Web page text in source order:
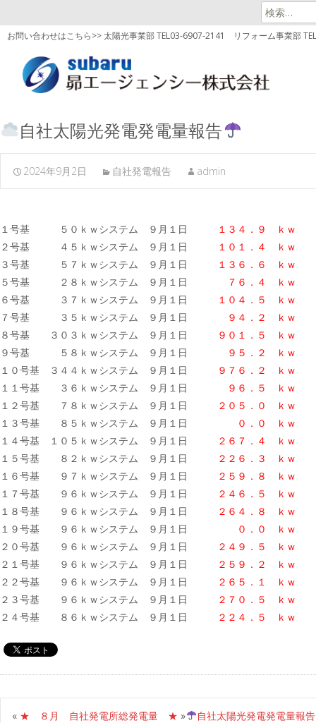
検
索:
お問い合わせはこちら>> 太陽光事業部 TEL03-6907-2141 リフォーム事業部
自社太陽光発電発電量報告
2024年9月2日 自社発電報告 admin
１号基 ５０ｋｗシステム ９月１日
１３４．９ ｋｗ
２号基 ４５ｋｗシステム ９月１日
１０１．４ ｋｗ
３号基 ５７ｋｗシステム ９月１日
１３６．６
ｋｗ
５号基 ２８ｋｗシステム ９月１日
７６．４ ｋｗ
６号基 ３７ｋｗシステム ９月１日
１０４．５
ｋｗ
７号基 ３５ｋｗシステム ９月１日
９４．２ ｋｗ
８号基 ３０３ｋｗシステム ９月１日
９０１．５ ｋｗ
９号基 ５８ｋｗシステム ９月１日
９５．２ ｋｗ
１０号基 ３４４ｋｗシステム ９月１日
９７６．２ ｋｗ
１１号基 ３６ｋｗシステム ９月１日
９６．５ ｋｗ
１２号基 ７８ｋｗシステム ９月１日
２０５．０ ｋｗ
１３号基 ８５ｋｗシステム ９月１日
０．０ ｋｗ
１４号基 １０５ｋｗシステム ９月１日
２６７．４ ｋｗ
１５号基 ８２ｋｗシステム ９月１日
２２６．３ ｋ ｗ
１６号基 ９７ｋｗシステム ９月１日
２５９．８ ｋｗ
１７号基 ９６ｋｗシステム ９月１日
２４６．５ ｋｗ
１８号基 ９６ｋｗシステム ９月１日
２６４．８ ｋｗ
１９号基 ９６ｋｗシステム ９月１日
０．０
ｋｗ
２０号基 ９６ｋｗシステム ９月１日
２４９．５ ｋｗ
２１号基 ９６ｋｗシステム ９月１日
２５９．２ ｋｗ
２２号基 ９６ｋｗシステム ９月１日
２６５．１ ｋｗ
２３号基 ９６ｋｗシステム ９月１日
２７０．５ ｋｗ
２４号基 ８６ｋｗシステム ９月１日
２２４．５ ｋｗ
« ★ ８月 自社発電所総発電量 ★ 自社太陽光発電発電量報告
»